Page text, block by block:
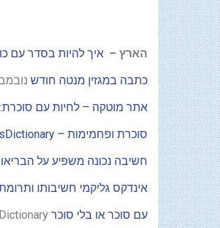
הארץ – איך להיות בסדר עם
כתבה במגזין מנטה חודש נובמבר
אתר מוטקה – לחיות עם
סוכרת ופחמימות – FoodsDictionary
חשיבה נכונה משפיע על
אינדקס גליקמי חשיבותו
עם סוכר או בלי סוכר